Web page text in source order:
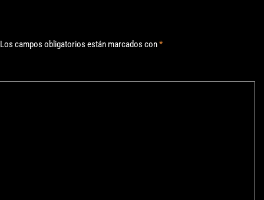
Los campos obligatorios están marcados con*